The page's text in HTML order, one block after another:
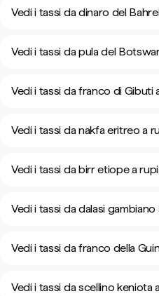
Vedi i tassi da dinaro del
Vedi i tassi da pula del
Vedi i tassi da franco di Gibuti
Vedi i tassi da nakfa eritreo a
Vedi i tassi da birr etiope a
Vedi i tassi da dalasi
Vedi i tassi da franco della
Vedi i tassi da scellino keniota